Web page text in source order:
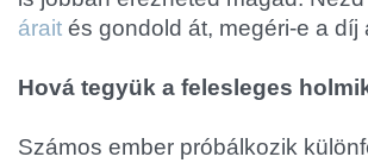
árait és gondold át, megéri-e a díj
Hová tegyük a felesleges
Számos ember próbálkozik